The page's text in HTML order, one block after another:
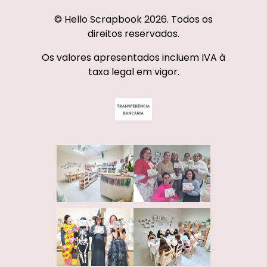
© Hello Scrapbook 2026. Todos os
direitos reservados.
Os valores apresentados incluem IVA à
taxa legal em vigor.